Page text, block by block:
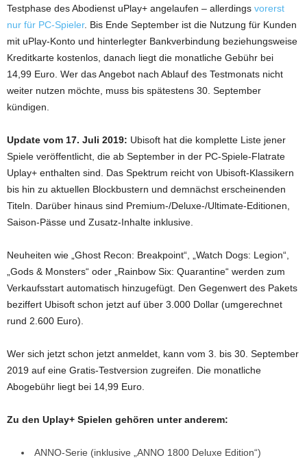
Testphase des Abodienst uPlay+ angelaufen – allerdings vorerst
nur für PC-Spieler. Bis Ende September ist die Nutzung für Kunden
mit uPlay-Konto und hinterlegter Bankverbindung beziehungsweise
Kreditkarte kostenlos, danach liegt die monatliche Gebühr bei
14,99 Euro. Wer das Angebot nach Ablauf des Testmonats nicht
weiter nutzen möchte, muss bis spätestens 30. September
kündigen.
Update vom 17. Juli 2019: Ubisoft hat die komplette Liste jener
Spiele veröffentlicht, die ab September in der PC-Spiele-Flatrate
Uplay+ enthalten sind. Das Spektrum reicht von Ubisoft-Klassikern
bis hin zu aktuellen Blockbustern und demnächst erscheinenden
Titeln. Darüber hinaus sind Premium-/Deluxe-/Ultimate-Editionen,
Saison-Pässe und Zusatz-Inhalte inklusive.
Neuheiten wie „Ghost Recon: Breakpoint“, „Watch Dogs: Legion“,
„Gods & Monsters“ oder „Rainbow Six: Quarantine“ werden zum
Verkaufsstart automatisch hinzugefügt. Den Gegenwert des Pakets
beziffert Ubisoft schon jetzt auf über 3.000 Dollar (umgerechnet
rund 2.600 Euro).
Wer sich jetzt schon jetzt anmeldet, kann vom 3. bis 30. September
2019 auf eine Gratis-Testversion zugreifen. Die monatliche
Abogebühr liegt bei 14,99 Euro.
Zu den Uplay+ Spielen gehören unter anderem:
ANNO-Serie (inklusive „ANNO 1800 Deluxe Edition“)